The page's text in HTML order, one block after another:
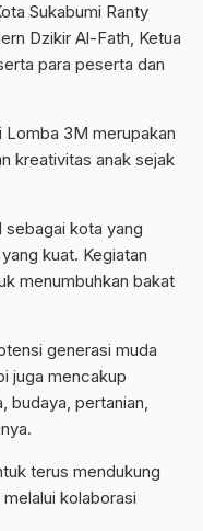
Sukabumi Ranty
Dzikir Al-Fath, Ketua
para peserta dan
3M merupakan
kreativitas anak sejak
sebagai kota yang
kuat. Kegiatan
menumbuhkan bakat
generasi muda
juga mencakup
budaya, pertanian,
terus mendukung
kolaborasi